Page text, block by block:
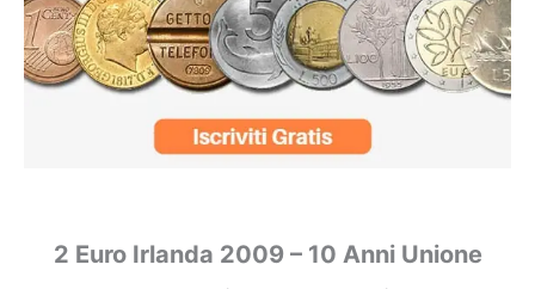
2 Euro Irlanda 2009 – 10 Anni Unione